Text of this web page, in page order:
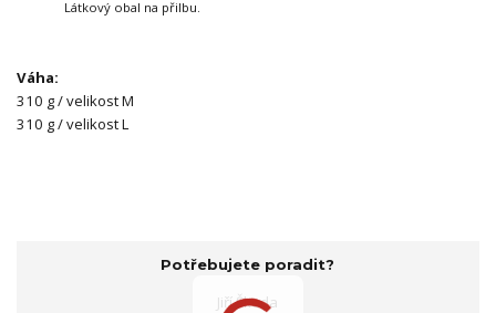
Látkový obal na přilbu.
Váha:
310 g / velikost M
310 g / velikost L
Potřebujete poradit?
Jiří Škoda